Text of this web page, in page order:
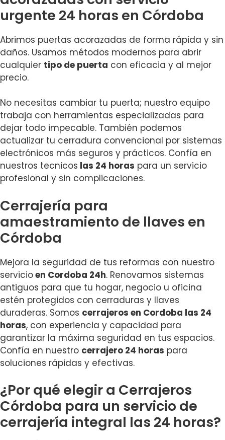
urgente 24 horas en Córdoba
Abrimos puertas acorazadas de forma rápida y sin
daños. Usamos métodos modernos para abrir
cualquier tipo de puerta con eficacia y al mejor
precio.
No necesitas cambiar tu puerta; nuestro equipo
trabaja con herramientas especializadas para
dejar todo impecable. También podemos
actualizar tu cerradura convencional por sistemas
electrónicos más seguros y prácticos. Confía en
nuestros tecnicos las 24 horas para un servicio
profesional y sin complicaciones.
Cerrajería para
amaestramiento de llaves en
Córdoba
Mejora la seguridad de tus reformas con nuestro
servicioen Cordoba 24h. Renovamos sistemas
antiguos para que tu hogar, negocio u oficina
estén protegidos con cerraduras y llaves
duraderas. Somos cerrajeros en Cordoba las 24
horas, con experiencia y capacidad para
garantizar la máxima seguridad en tus espacios.
Confía en nuestro cerrajero 24 horas para
soluciones rápidas y efectivas.
¿Por qué elegir a Cerrajeros
Córdoba para un servicio de
cerrajería integral las 24 horas?